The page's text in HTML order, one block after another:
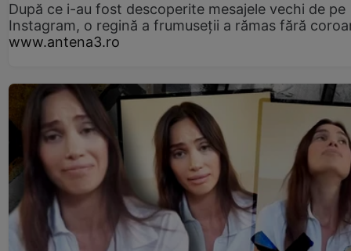
După ce i-au fost descoperite mesajele vechi de pe
Instagram, o regină a frumuseții a rămas fără
www.antena3.ro